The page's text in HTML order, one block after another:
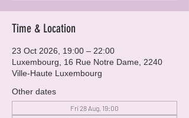
Time & Location
23 Oct 2026, 19:00 – 22:00
Luxembourg, 16 Rue Notre Dame, 2240
Ville-Haute Luxembourg
Other dates
Fri 28 Aug, 19:00